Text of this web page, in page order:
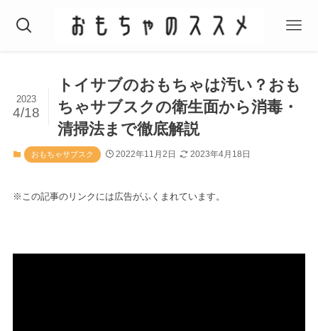
トイサブのおもちゃは汚い？おも
ちゃサブスクの衛生面から消毒・
清掃法まで徹底解説
2023
4/18
おもちゃサブスク 2022年11月2日 2023年4月18日
※この記事のリンクには広告がふくまれています。